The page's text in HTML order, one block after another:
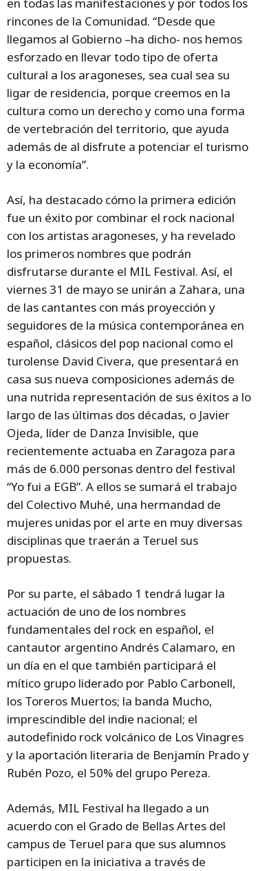
rincones de la Comunidad. “Desde que
llegamos al Gobierno –ha dicho- nos hemos
esforzado en llevar todo tipo de oferta
cultural a los aragoneses, sea cual sea su
ligar de residencia, porque creemos en la
cultura como un derecho y como una forma
de vertebración del territorio, que ayuda
además de al disfrute a potenciar el turismo
y la economía”.
Así, ha destacado cómo la primera edición
fue un éxito por combinar el rock nacional
con los artistas aragoneses, y ha revelado
los primeros nombres que podrán
disfrutarse durante el MIL Festival. Así, el
viernes 31 de mayo se unirán a Zahara, una
de las cantantes con más proyección y
seguidores de la música contemporánea en
español, clásicos del pop nacional como el
turolense David Civera, que presentará en
casa sus nueva composiciones además de
una nutrida representación de sus éxitos a lo
largo de las últimas dos décadas, o Javier
Ojeda, líder de Danza Invisible, que
recientemente actuaba en Zaragoza para
más de 6.000 personas dentro del festival
“Yo fui a EGB”. A ellos se sumará el trabajo
del Colectivo Muhé, una hermandad de
mujeres unidas por el arte en muy diversas
disciplinas que traerán a Teruel sus
propuestas.
Por su parte, el sábado 1 tendrá lugar la
actuación de uno de los nombres
fundamentales del rock en español, el
cantautor argentino Andrés Calamaro, en
un día en el que también participará el
mítico grupo liderado por Pablo Carbonell,
los Toreros Muertos; la banda Mucho,
imprescindible del indie nacional; el
autodefinido rock volcánico de Los Vinagres
y la aportación literaria de Benjamín Prado y
Rubén Pozo, el 50% del grupo Pereza.
Además, MIL Festival ha llegado a un
acuerdo con el Grado de Bellas Artes del
campus de Teruel para que sus alumnos
participen en la iniciativa a través de